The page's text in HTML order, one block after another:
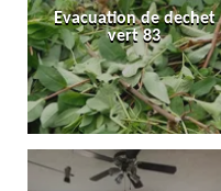
Evacuation de dechet
vert 83